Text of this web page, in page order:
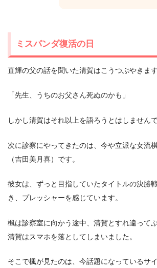
ミスパンダ復活の日
直輝の父の話を聞いた清賀はこうつぶやきます
「先生、うちのお父さん死ぬのかも」
しかし清賀はそれ以上を語ろうとはしませんで
次に診察にやってきたのは、今や立派な女流
（吉田美月喜）です。
彼女は、ずっと目指していたタイトルの決勝
き、プレッシャーを感じています。
楓は診察室に向かう途中、清賀とすれ違って
清賀はスマホを落としてしまいました。
そこで楓が見たのは、今話題になっているサ